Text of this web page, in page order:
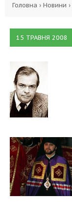
Головна › Новини ›
15 ТРАВНЯ 2008